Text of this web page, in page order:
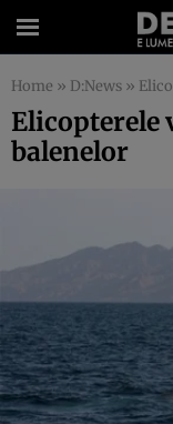
Home » D:News »
Elicopterele
balenelor